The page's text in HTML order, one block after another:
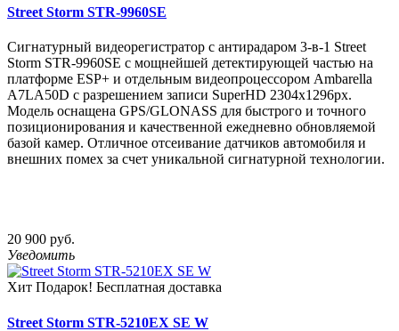
Street Storm STR-9960SE
Сигнатурный видеорегистратор с антирадаром 3-в-1 Street
Storm STR-9960SE с мощнейшей детектирующей частью на
платформе ESP+ и отдельным видеопроцессором Ambarella
A7LA50D c разрешением записи SuperHD 2304х1296px.
Модель оснащена GPS/GLONASS для быстрого и точного
позиционирования и качественной ежедневно обновляемой
базой камер. Отличное отсеивание датчиков автомобиля и
внешних помех за счет уникальной сигнатурной технологии.
20 900 руб.
Уведомить
Хит Подарок! Бесплатная доставка
Street Storm STR-5210EX SE W